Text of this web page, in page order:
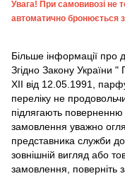
Увага! При самовивозі не
автоматично бронюється
Більше інформації про
Згідно Закону України "
XII від 12.05.1991,
переліку не
підлягають
замовлення уважно
представника служби
зовнішній вигляд або
замовлення, поверніть